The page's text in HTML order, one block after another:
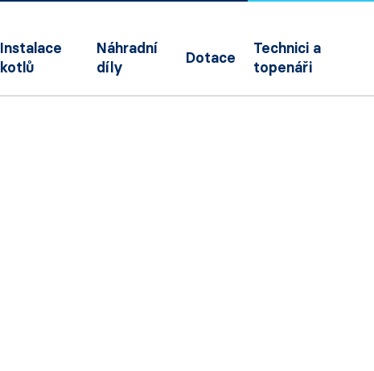
Instalace
kotlů
Náhradní
díly
Dotace
Technici a
topenáři